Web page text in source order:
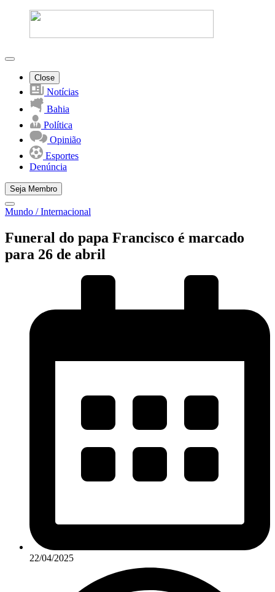
Close
Notícias
Bahia
Política
Opinião
Esportes
Denúncia
Seja Membro
Mundo / Internacional
Funeral do papa Francisco é marcado
para 26 de abril
22/04/2025